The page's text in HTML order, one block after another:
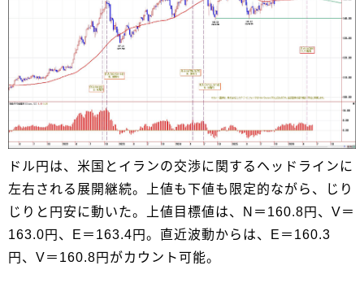
ドル円は、米国とイランの交渉に関するヘッドラインに
左右される展開継続。上値も下値も限定的ながら、じり
じりと円安に動いた。上値目標値は、N＝160.8円、V＝
163.0円、E＝163.4円。直近波動からは、E＝160.3
円、V＝160.8円がカウント可能。